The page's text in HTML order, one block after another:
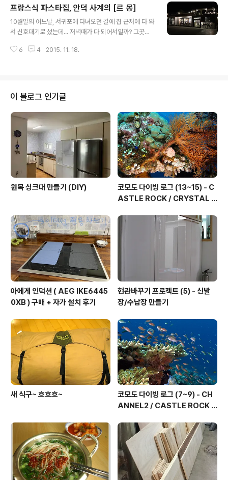
뉴판이 바로 위에 붙어있어서 사진각도가 좀;;; ㅋㅋㅋ 용언
니는 회국수를 시켰고, 난 전복국수를 맛보고 싶었는데, 그
건 지금 안 된다고 해서 고기국수를 시켰다. 파프리카 국수
국수를 시켰을 뿐인데, 장 그릇(3개로 나뉜 그릇)이 왜 나
프랑스식 파스타집, 안덕 사계의 [르 몽]
10월말의 어느날, 서귀포에 다녀오던 길에 집 근처에 다 와
서 신호대기로 섰는데... 저녁때가 다 되어서일까? 그곳에
둘의 눈에 들어왔다. 한번 가볼까? 하는 생각으로 서둘러
보니 저 멀리 현수막에서 봤던 글씨체의 간판 불빛이 보인
다. ㅎㅎㅎ 도착하고 보니 식당이 펜션 부속건물인듯, 펜션
하고 붙어 있었다. 입구~ 내부는 이랬고~ (안쪽(오른쪽)에
도 자리가 있었는데, 거기엔 다른 손님이 있어서 못 찍고 우
리가 앉았던 쪽만;;;ㅋ) 실내에 들어와 있던 돌담+다육이들
~ 테이블 세팅..
6 4 2015. 11. 18.
이 블로그 인기글
원목 싱크대 만들기 (DIY)
코모도 다이빙 로그 (13~15) - C
ASTLE ROCK / CRYSTAL R
R
아에게 인덕션 ( AEG IKE6445
0XB ) 구매 + 자가 설치 후기
현관바꾸기 프로젝트 (5) - 신발
장/수납장 만들기
새 식구~ 흐흐흐~
코모도 다이빙 로그 (7~9) - CH
ANNEL2 / CASTLE ROCK /